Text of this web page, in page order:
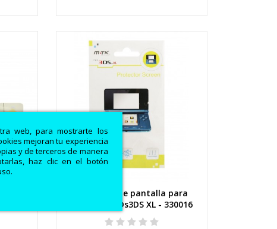
web, para mostrarte los
mejoran tu experiencia
y de terceros de manera
haz clic en el botón
Vista rápida
Protector de pantalla para
Nintendo NDs3DS XL - 330016